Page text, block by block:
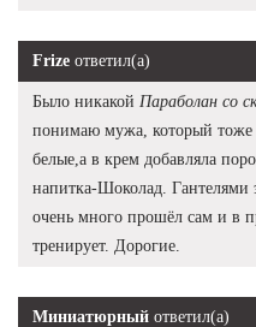
Frize ответил(а)
Было никакой Параболан со
понимаю мужа, который тоже
белые,а в крем добавляла
напитка-Шоколад. Гантелями
очень много прошёл сам и в
тренирует. Дорогие.
Миниатюрный ответил(а)